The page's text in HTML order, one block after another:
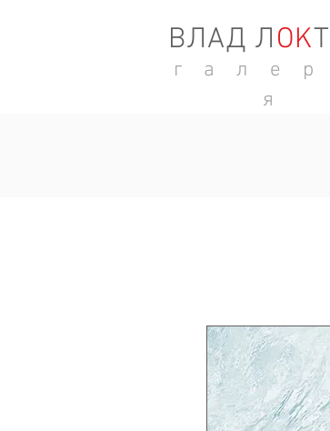
ВЛАД ЛОK
г а л е р
я